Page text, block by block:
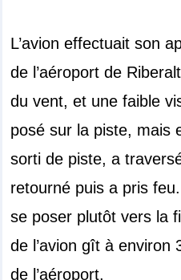
L’avion effectuait son
de l’aéroport de
du vent, et une faible
posé sur la piste, mais
sorti de piste, a
retourné puis a pris
se poser plutôt vers la
de l’avion gît à environ
de l’aéroport.